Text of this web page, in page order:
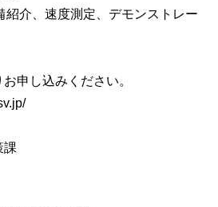
紹介、速度測定、デモンストレー
申し込みください。
課